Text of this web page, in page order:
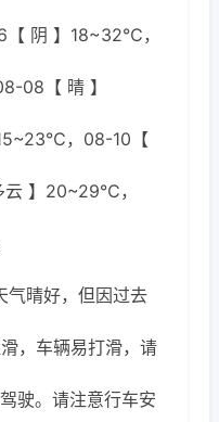
【 阴 】18~32℃，
08【 晴 】
，08-10【
】20~29℃，
气晴好，但因过去
，车辆易打滑，请
驶。请注意行车安